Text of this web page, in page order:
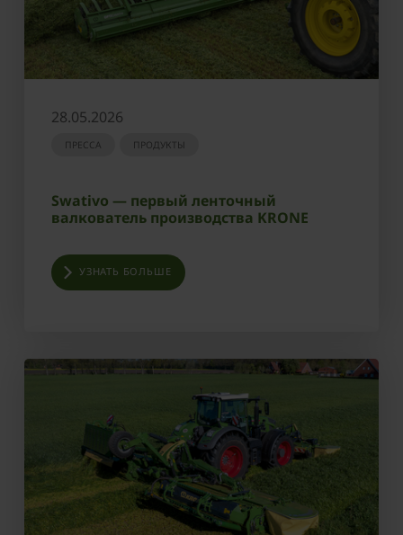
28.05.2026
ПРЕССА ПРОДУКТЫ
Swativo — первый ленточный
валкователь производства KRONE
УЗНАТЬ БОЛЬШЕ